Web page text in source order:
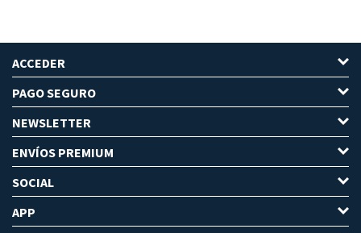
ACCEDER
PAGO SEGURO
NEWSLETTER
ENVÍOS PREMIUM
SOCIAL
APP